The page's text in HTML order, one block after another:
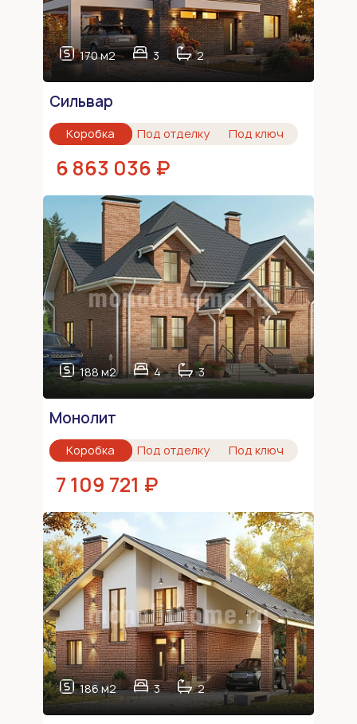
170 м2 3 2
Сильвар
Коробка Под отделку Под ключ
6 863 036 ₽
188 м2 4 3
Монолит
Коробка Под отделку Под ключ
7 109 721 ₽
186 м2 3 2